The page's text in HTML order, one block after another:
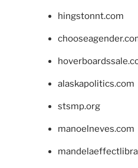
hingstonnt.com
alaskapolitics.com
stsmp.org
manoelneves.com